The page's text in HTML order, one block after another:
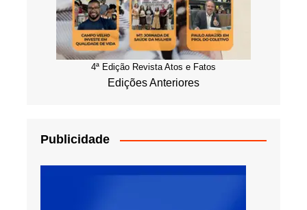
4ª Edição Revista Atos e Fatos
Edições Anteriores
Publicidade